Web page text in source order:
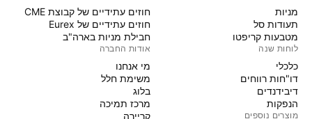
מניות‏
תעודות סל
מטבעות קריפטו
לוחות שנה
כלכלי
דו"חות רווחים
דיבידנדים
הנפקות
מוצרים נוספים
חוזים עתידיים של קבוצת CME
חוזים עתידיים של Eurex
חבילת מניות בארה"ב
אודות החברה
מי אנחנו
משימת חלל
בלוג
מרכז תמיכה
קריירה